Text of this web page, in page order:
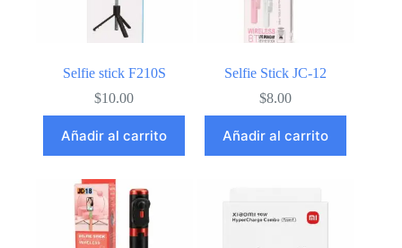
Selfie stick F210S
$10.00
Añadir al carrito
Selfie Stick JC-12
$8.00
Añadir al carrito